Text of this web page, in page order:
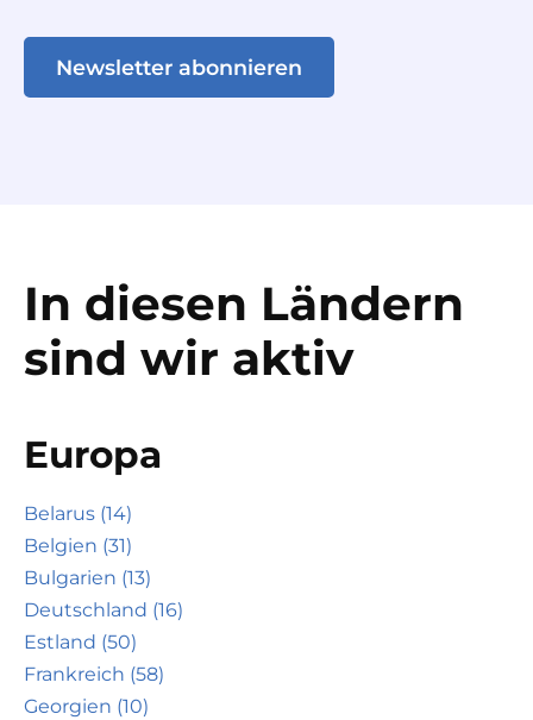
Newsletter abonnieren
In diesen Ländern
sind wir aktiv
Europa
Belarus (14)
Belgien (31)
Bulgarien (13)
Deutschland (16)
Estland (50)
Frankreich (58)
Georgien (10)